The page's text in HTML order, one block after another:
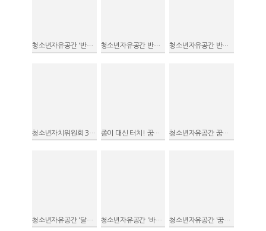
청소년자유공간 '반디락' 둘러보기 청소년자유공간 반디락 '와락크루' 2차 활동 청소년자유공간 반디락 '와락크루' 1차 활동
청소년자치위원회 3기 위촉식 종이 대신 터치! 꿈자락 전자 이용대장! 청소년자유공간 꿈자락-여름철 폭염대비 행동요령안내
청소년자유공간 '달뜨락'을 소개합니다. 청소년자유공간 '바지락'을 소개합니다 청소년자유공간 '꿈자락'을 소개합니다.